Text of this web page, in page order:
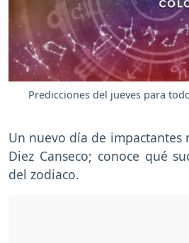
Predicciones del jueves para
Un nuevo día de impactantes
Diez Canseco; conoce qué
del zodiaco.